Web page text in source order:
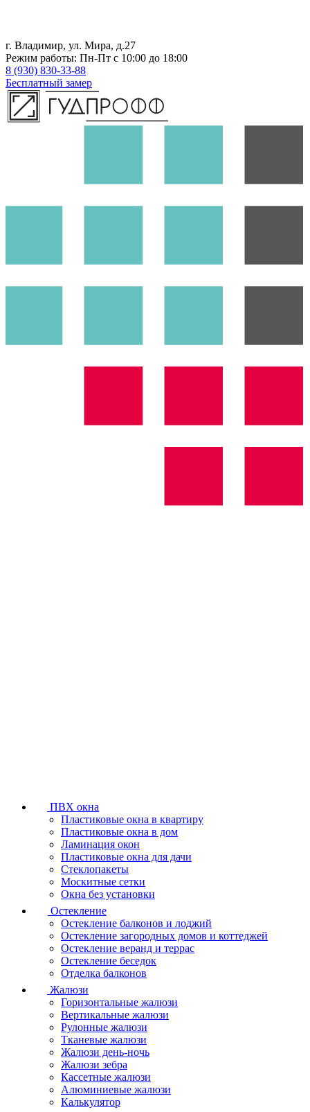
г. Владимир, ул. Мира, д.27
Режим работы: Пн-Пт с 10:00 до 18:00
8 (930) 830-33-88
Бесплатный замер
ПВХ окна
Пластиковые окна в квартиру
Пластиковые окна в дом
Ламинация окон
Пластиковые окна для дачи
Стеклопакеты
Москитные сетки
Окна без установки
Остекление
Остекление балконов и лоджий
Остекление загородных домов и коттеджей
Остекление веранд и террас
Остекление беседок
Отделка балконов
Жалюзи
Горизонтальные жалюзи
Вертикальные жалюзи
Рулонные жалюзи
Тканевые жалюзи
Жалюзи день-ночь
Жалюзи зебра
Кассетные жалюзи
Алюминиевые жалюзи
Калькулятор